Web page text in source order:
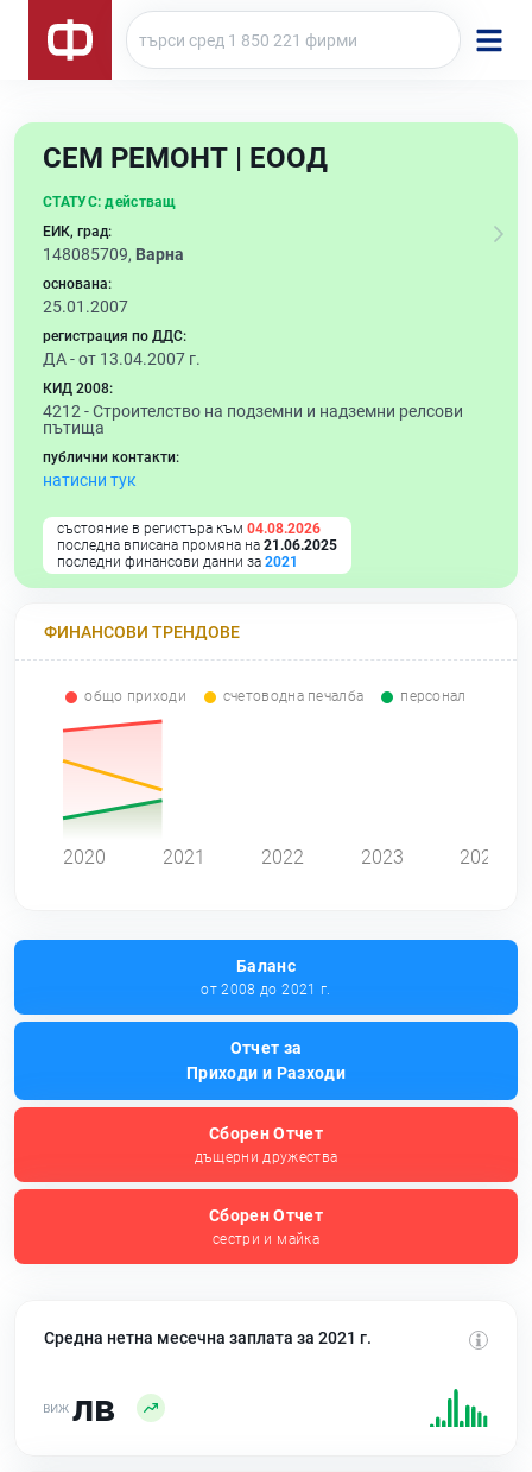
СЕМ РЕМОНТ | ЕООД
СТАТУС: действащ
ЕИК, град:
148085709, Варна
основана:
25.01.2007
регистрация по ДДС:
ДА - от 13.04.2007 г.
КИД 2008:
4212 -Строителство на подземни и надземни релсови
пътища
публични контакти:
натисни тук
състояние в регистъра към 04.08.2026
последна вписана промяна на 21.06.2025
последни финансови данни за 2021
ФИНАНСОВИ ТРЕНДОВЕ
общо приходи счетоводна печалба персонал
2020 2021 2022 2023 2024
Баланс
от 2008 до 2021 г.
Отчет за
Приходи и Разходи
Сборен Отчет
дъщерни дружества
Сборен Отчет
сестри и майка
Средна нетна месечна заплата за 2021 г.
лв